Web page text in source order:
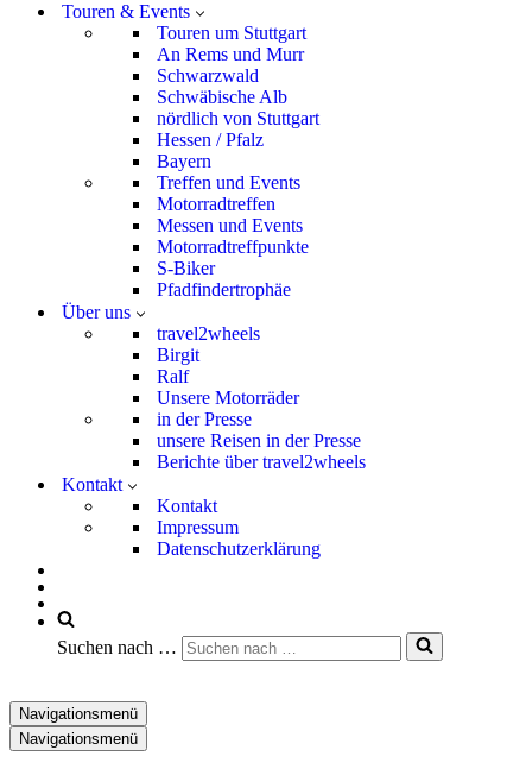
Touren & Events
Touren um Stuttgart
An Rems und Murr
Schwarzwald
Schwäbische Alb
nördlich von Stuttgart
Hessen / Pfalz
Bayern
Treffen und Events
Motorradtreffen
Messen und Events
Motorradtreffpunkte
S-Biker
Pfadfindertrophäe
Über uns
travel2wheels
Birgit
Ralf
Unsere Motorräder
in der Presse
unsere Reisen in der Presse
Berichte über travel2wheels
Kontakt
Kontakt
Impressum
Datenschutzerklärung
Suchen nach …
Navigationsmenü
Navigationsmenü